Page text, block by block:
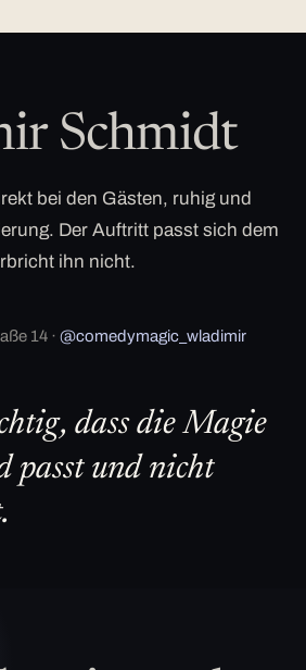
Schmidt
bei den Gästen, ruhig und
Der Auftritt passt sich dem
ihn nicht.
14 · @comedymagic_wladimir
dass die Magie
passt und nicht